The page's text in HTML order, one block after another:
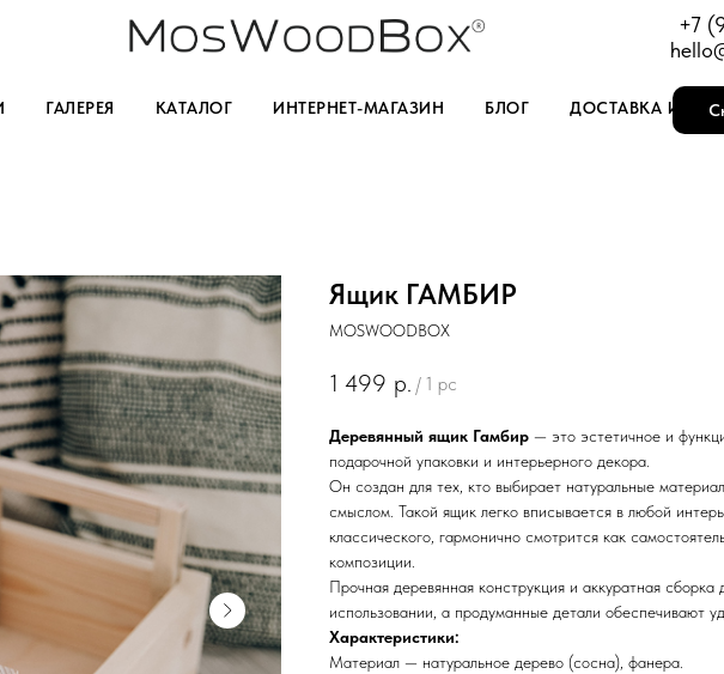
+7
ГАЛЕРЕЯ КАТАЛОГ ИНТЕРНЕТ-МАГАЗИН БЛОГ ДОСТАВКА И
Ящик ГАМБИР
MOSWOODBOX
1 499 р. / 1 pc
Деревянный ящик Гамбир — это эстетичное и
подарочной упаковки и интерьерного декора.
Он создан для тех, кто выбирает натуральные
смыслом. Такой ящик легко вписывается в любой
классического, гармонично смотрится как
композиции.
Прочная деревянная конструкция и аккуратная
использовании, а продуманные детали обеспечивают
Характеристики:
Материал — натуральное дерево (сосна), фанера.